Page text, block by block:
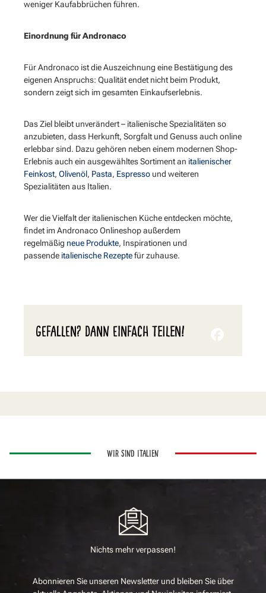
weniger Kaufabbrüchen führen.
Einordnung für Andronaco
Für Andronaco ist die Auszeichnung eine Bestätigung des
eigenen Anspruchs: Qualität endet nicht beim Produkt,
sondern zeigt sich im gesamten Einkaufserlebnis.
Das Ziel bleibt unverändert – italienische Spezialitäten so
anzubieten, dass Herkunft, Sorgfalt und Genuss auch online
erlebbar sind. Dazu gehören neben einem modernen Shop-
Erlebnis auch ein ausgewähltes Sortiment an italienischer
Feinkost, Olivenöl, Pasta, Espresso und weiteren
Spezialitäten aus Italien.
Wer die Vielfalt der italienischen Küche entdecken möchte,
findet im Andronaco Onlineshop außerdem
regelmäßig neue Produkte, Inspirationen und
passende italienische Rezeptefür zuhause.
GEFALLEN? DANN EINFACH TEILEN!
WIR SIND ITALIEN
Nichts mehr verpassen!
Abonnieren Sie unseren Newsletter und bleiben Sie über